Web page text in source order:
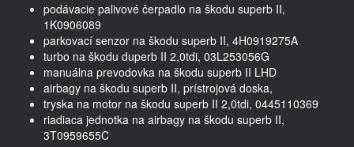
podávacie palivové čerpadlo na škodu superb II,
1K0906089
parkovací senzor na škodu superb II, 4H0919275A
turbo na škodu duperb II 2,0tdi, 03L253056G
manuálna prevodovka na škodu superb II LHD
airbagy na škodu superb II, prístrojová doska,
tryska na motor na škodu superb II 2,0tdi, 0445110369
riadiaca jednotka na airbagy na škodu superb II,
3T0959655C